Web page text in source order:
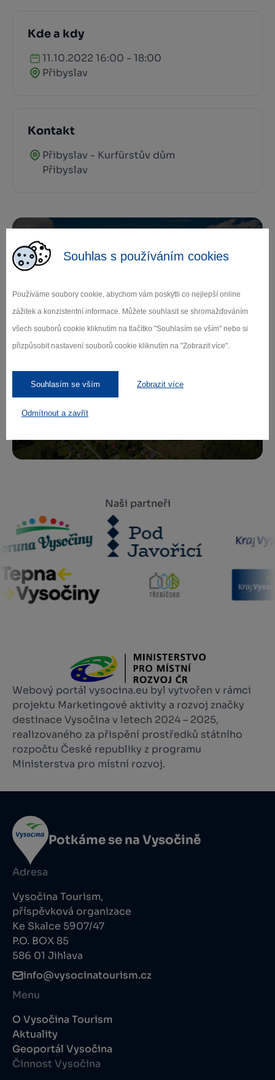
Souhlas s používáním cookies
Používáme soubory cookie, abychom vám poskytli co nejlepší online
zážitek a konzistentní informace. Můžete souhlasit se shromažďováním
všech souborů cookie kliknutím na tlačítko "Souhlasím se vším" nebo si
přizpůsobit nastavení souborů cookie kliknutím na "Zobrazit více".
Souhlasím se vším Zobrazit více
Odmítnout a zavřít
Kde a kdy
11.10.2022 16:00 - 18:00
Přibyslav
Kontakt
Přibyslav - Kurfürstův dům
Přibyslav
Zamilujte si Vysočinu
Přihlaste se k odběru našeho newsletteru
o novinkách.
Záleží nám na ochraně osobních údajů.
Naši partneři
Webový portál vysocina.eu byl vytvořen v rámci
projektu Marketingové aktivity a rozvoj značky
destinace Vysočina v letech 2024 – 2025,
realizovaného za přispění prostředků státního
rozpočtu České republiky z programu
Ministerstva pro místní rozvoj.
Potkáme se na Vysočině
Adresa
Vysočina Tourism,
příspěvková organizace
Ke Skalce 5907/47
P.O. BOX 85
586 01 Jihlava
info@vysocinatourism.cz
Menu
O Vysočina Tourism
Aktuality
Geoportál Vysočina
Činnost Vysočina